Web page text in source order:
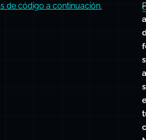
de código a continuación.